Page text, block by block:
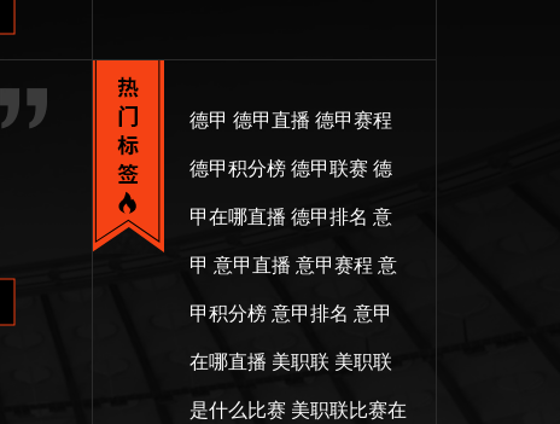
德甲 德甲直播 德甲赛程
德甲积分榜 德甲联赛 德
甲在哪直播 德甲排名 意
甲 意甲直播 意甲赛程 意
甲积分榜 意甲排名 意甲
在哪直播 美职联 美职联
是什么比赛 美职联比赛在